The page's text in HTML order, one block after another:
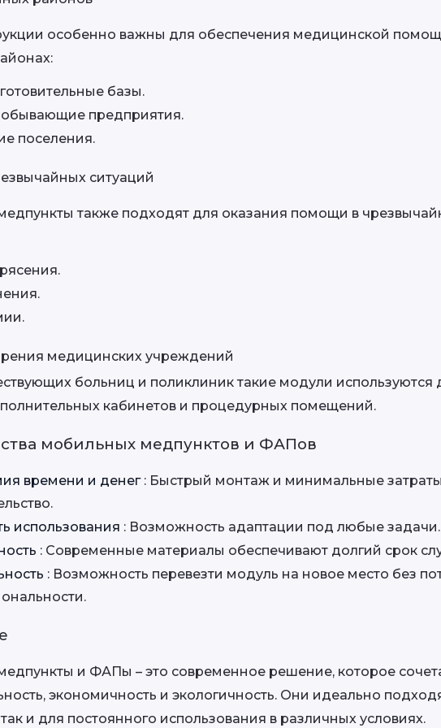
особенно важны для обеспечения медицинской
базы.
предприятия.
поселения.
ситуаций
также подходят для оказания помощи в
медицинских учреждений
больниц и поликлиник такие модули используются
кабинетов и процедурных помещений.
мобильных медпунктов и ФАПов
времени и денег : Быстрый монтаж и минимальные
использования : Возможность адаптации под любые задачи.
: Современные материалы обеспечивают долгий срок
: Возможность перевезти модуль на новое место без
и ФАПы – это современное решение, которое
экономичность и экологичность. Они идеально
и для постоянного использования в различных условиях.